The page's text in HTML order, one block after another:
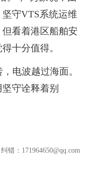
守VTS系统运维
看着港区船舶安
十分值得。
电波越过海面。
守诠释着别
纠错：171964650@qq.com